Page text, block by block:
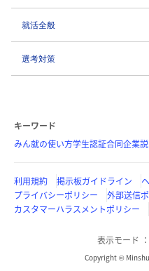
就活全般
選考対策
キーワード
みん就の使い方学生認証合同企業
利用規約 掲示板ガイドライン
プライバシーポリシー
外部送信
カスタマーハラスメントポリシー
表示モード
Copyright ©